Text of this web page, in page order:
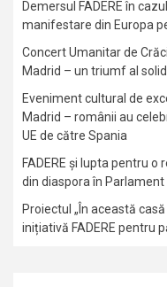
Demersul FADERE în
manifestare din Europa
Concert Umanitar de
Madrid – un triumf al
Eveniment cultural de
Madrid – românii au
UE de către Spania
FADERE și lupta pentru
din diaspora în Parlament
Proiectul „În această
inițiativă FADERE pentru